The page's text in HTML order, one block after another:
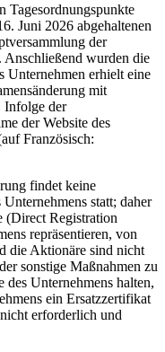
Tagesordnungspunkte
Juni 2026 abgehaltenen
der
Anschließend wurden die
Unternehmen erhielt eine
mit
Infolge der
der Website des
Französisch:
findet keine
statt; daher
(Direct Registration
repräsentieren, von
die Aktionäre sind nicht
sonstige Maßnahmen zu
Unternehmens halten,
ein Ersatzzertifikat
erforderlich und